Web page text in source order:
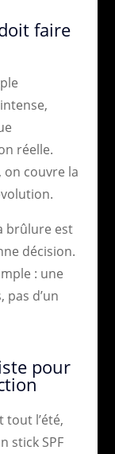
faire
réelle.
on couvre la
brûlure est
décision.
: une
d’un
pour
tout l’été,
stick SPF